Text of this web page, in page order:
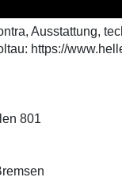
Ausstattung,
https://
801